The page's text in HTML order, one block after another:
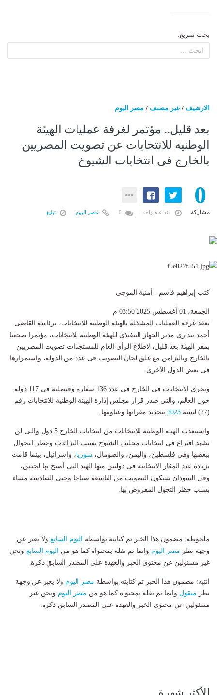
بحث سريع:
الارشيف /غير مصنف / مصر اليوم
بعد قليل.. مؤتمر لغرفة عمليات الهيئة
الوطنية للانتخابات عن تصويت المصريين
بالخارج فى انتخابات الشيوخ
0
مشاركة منذ عام واحد مصر اليوم تبليغ
كتب إبراهيم قاسم - أمنية الموجى
الجمعة، 01 أغسطس 2025 03:50 م
تعقد غرفة العمليات المشكلة بالهيئة الوطنية للانتخابات، برئاسة القاضى
أحمد بندارى مدير الجهاز التنفيذى للهيئة الوطنية للانتخابات، مؤتمرا صحفيا
بمقر الهيئة بعد قليل، لاطلاع الرأي العام للمستجدات تصويت المصريين
بالخارج وبالتزامن مع غلق لجان التصويت فى عدد من الدولة، واستمرارها
فى بعض الدول الأخرى.
وتجرى الانتخابات فى الخارج فى عدد 136 سفارة وقنصلية فى 117 دولة
حول العالم، والتى صدر قرار مجلس إدارة الهيئة الوطنية للانتخابات رقم
(27) لسنة
2023 بتحديد مقراتها وعناوينها.
واستبعدت الهيئة الوطنية للانتخابات من انتخابات الخارج 5 دول والتى لن
تشهد اقتراع فى انتخابات مجلس الشيوخ بسبب النزاعات وحظر التجوال
ببعضها وهى فلسطين، واليمن، والصومال، سوريا، واسرائيل، بينما قامت
بزيادة عدد المقار الانتخابية فى دولتين منها الهند التى أصبح بها لجنتين،
وفى السودان سيكون التصويت من التاسعة صباحا وحتى السادسة مساء
بسبب حظر التجول المفروض بها.
ملحوظة: مضمون هذا الخبر تم كتابته بواسطة اليوم السابع ولا يعبر عن
وجهة نظر مصر اليوم وانما تم نقله بمحتواه كما هو من اليوم السابع ونحن
غير مسئولين عن محتوى الخبر والعهدة علي المصدر السابق ذكرة.
انتبه: مضمون هذا الخبر تم كتابته بواسطة مصر اليوم ولا يعبر عن وجهة
نظر منقول وانما تم نقله بمحتواه كما هو من مصر اليوم ونحن غير
مسئولين عن محتوى الخبر والعهدة علي المصدر السابق ذكرة.
الأكثر شهرة